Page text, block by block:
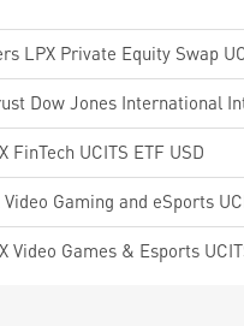
LPX Private Equity Swap
Dow Jones International
FinTech UCITS ETF USD
Video Gaming and eSports
Video Games & Esports